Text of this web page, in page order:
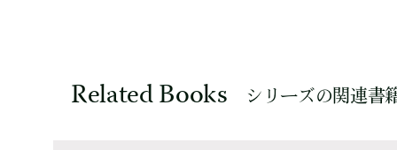
Related Books シリーズの関連書